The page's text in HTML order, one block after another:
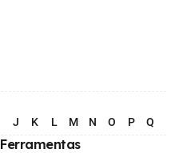
J K L M N O P Q
Ferramentas